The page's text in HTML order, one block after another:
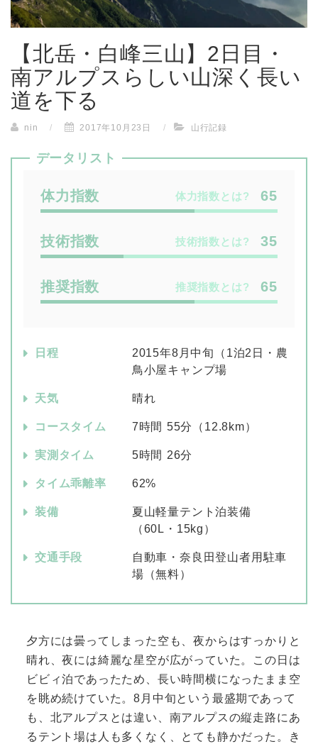
【北岳・白峰三山】2日目・
南アルプスらしい山深く長い
道を下る
nin / 2017年10月23日 / 山行記録
データリスト
体力指数とは? 65
技術指数とは? 35
推奨指数とは? 65
日程
2015年8月中旬（1泊2日・農
鳥小屋キャンプ場
天気 晴れ
コースタイム 7時間 55分（12.8km）
実測タイム 5時間 26分
タイム乖離率 62%
装備
夏山軽量テント泊装備
（60L・15kg）
交通手段
自動車・奈良田登山者用駐車
場（無料）
夕方には曇ってしまった空も、夜からはすっかりと
晴れ、夜には綺麗な星空が広がっていた。この日は
ビビィ泊であったため、長い時間横になったまま空
を眺め続けていた。8月中旬という最盛期であって
も、北アルプスとは違い、南アルプスの縦走路にあ
るテント場は人も多くなく、とても静かだった。き